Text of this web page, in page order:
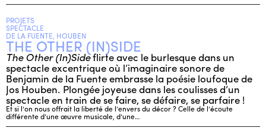
PROJETS
SPECTACLE
DE LA FUENTE, HOUBEN
THE OTHER (IN)SIDE
The Other (In)Sideflirte avec le burlesque dans un
spectacle excentrique où l’imaginaire sonore de
Benjamin de la Fuente embrasse la poésie loufoque de
Jos Houben. Plongée joyeuse dans les coulisses d’un
spectacle en train de se faire, se défaire, se parfaire !
Et si l’on nous offrait la liberté de l’envers du décor ? Celle de l’écoute
différente d’une œuvre musicale, d’une…